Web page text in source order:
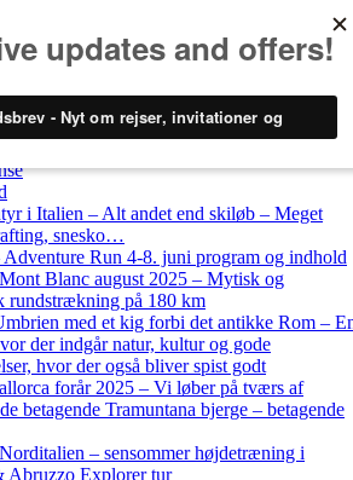
i Italien – Alt andet end skiløb – Meget
snesko…
Run 4-8. juni program og indhold
Blanc august 2025 – Mytisk og
rundstrækning på 180 km
med et kig forbi det antikke Rom –
der indgår natur, kultur og gode
hvor der også bliver spist godt
forår 2025 – Vi løber på tværs af
betagende Tramuntana bjerge – betagende
– sensommer højdetræning i
Abruzzo Explorer tur